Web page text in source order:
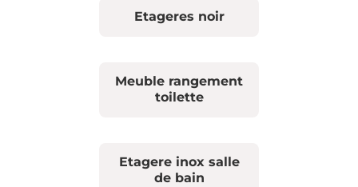
Etageres noir
Meuble rangement
toilette
Etagere inox salle
de bain